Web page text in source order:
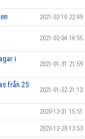
2021-02-10 22:49
2021-02-04 14:55
i
2021-01-31 21:59
från 25
2021-01-22 21:13
2020-12-31 15:51
2020-12-20 13:53